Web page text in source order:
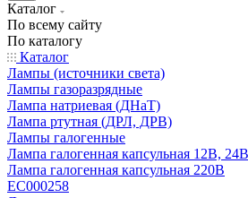
Каталог
По всему сайту
По каталогу
Каталог
Лампы (источники света)
Лампы газоразрядные
Лампа натриевая (ДНаТ)
Лампа ртутная (ДРЛ, ДРВ)
Лампы галогенные
Лампа галогенная капсульная 12В, 24В
Лампа галогенная капсульная 220В
EC000258